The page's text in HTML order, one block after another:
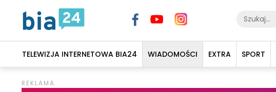
TELEWIZJA INTERNETOWA BIA24 WIADOMOŚCI EXTRA SPORT